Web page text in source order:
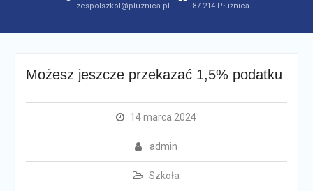
zespolszkol@pluznica.pl
87-214 Płużnica
Możesz jeszcze przekazać 1,5% podatku
14 marca 2024
admin
Szkoła